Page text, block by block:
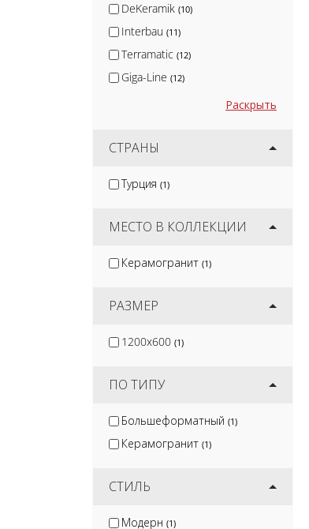
DeKeramik (10)
Interbau (11)
Terramatic (12)
Giga-Line (12)
Isla (14)
Jano Tiles
Раскрыть
СТРАНЫ
Турция (1)
МЕСТО В КОЛЛЕКЦИИ
Керамогранит (1)
РАЗМЕР
1200x600 (1)
ПО ТИПУ
Большеформатный (1)
Керамогранит (1)
СТИЛЬ
Модерн (1)